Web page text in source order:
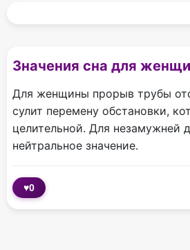
Значения сна для
Для женщины прорыв трубы
сулит перемену обстановки,
целительной. Для незамужней
нейтральное значение.
♥0